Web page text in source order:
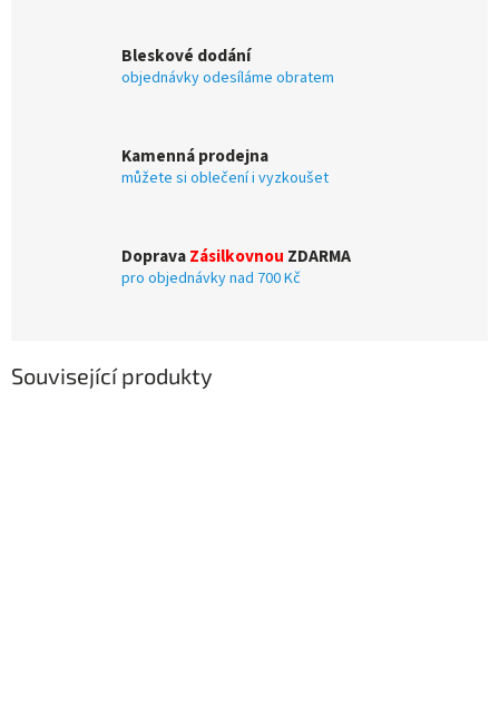
Bleskové dodání
objednávky odesíláme obratem
Kamenná prodejna
můžete si oblečení i vyzkoušet
DopravaZásilkovnou ZDARMA
pro objednávky nad 700 Kč
Související produkty